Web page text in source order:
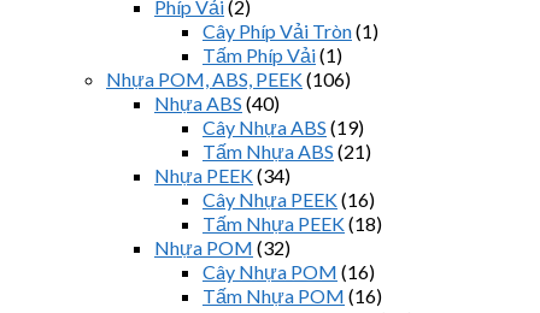
Phíp Vải(2)
Cây Phíp Vải Tròn(1)
Tấm Phíp Vải(1)
Nhựa POM, ABS, PEEK(106)
Nhựa ABS (40)
Cây Nhựa ABS (19)
Tấm Nhựa ABS (21)
Nhựa PEEK(34)
Cây Nhựa PEEK(16)
Tấm Nhựa PEEK(18)
Nhựa POM (32)
Cây Nhựa POM (16)
Tấm Nhựa POM (16)